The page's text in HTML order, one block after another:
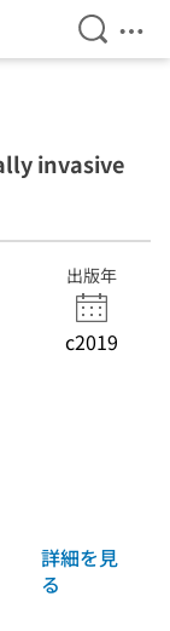
検索を
メ
invasive
出版年
c2019
詳細を見
る